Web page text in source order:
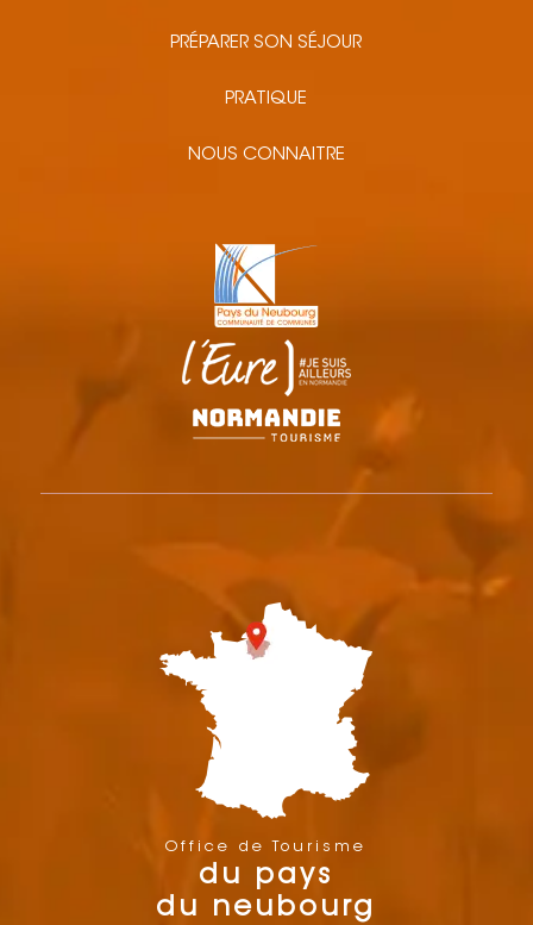
PRÉPARER SON SÉJOUR
PRATIQUE
NOUS CONNAITRE
Office de Tourisme
du pays
du neubourg